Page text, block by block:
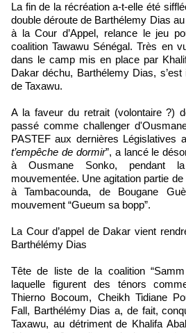
La fin de la récréation a-t-elle été sifflée à Taxawu Sénégal ? La
double déroute de Barthélemy Dias
à la Cour d’Appel, relance le jeu
coalition Tawawu Sénégal. Très en
dans le camp mis en place par
Dakar déchu, Barthélemy Dias,
de Taxawu.
A la faveur du retrait (volontaire ?)
passé comme challenger
PASTEF aux dernières Législatives
t’empêche de dormir”, a lancé le
à Ousmane Sonko, pendant la
mouvementée. Une agitation partie de
à Tambacounda, de Bougane
mouvement “Gueum sa bopp”.
La Cour d’appel de Dakar vient
Barthélémy Dias
Tête de liste de la coalition
laquelle figurent des ténors
Thierno Bocoum, Cheikh Tidiane
Fall, Barthélémy Dias a, de fait,
Taxawu, au détriment de Khalifa